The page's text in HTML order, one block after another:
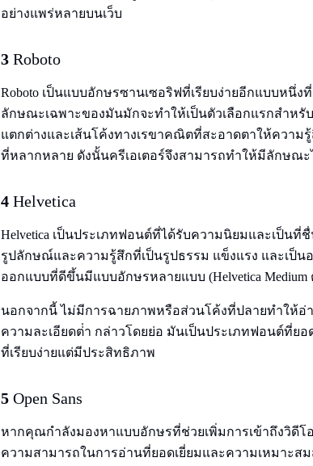
อย่างแพร่หลายบนเว็บ
3 Roboto
Roboto เป็นแบบอักษรซานเซอริฟที่เรียบง่ายอีกแบบหนึ่
ลักษณะเฉพาะของมันมักจะทําให้เป็นตัวเลือกแรกสําหรับ
แตกต่างและเส้นโค้งทางเรขาคณิตที่สะอาดตาให้ความ
ที่หลากหลาย ดังนั้นครีเอเตอร์จึงสามารถทําให้มีลักษณะ
4 Helvetica
Helvetica เป็นประเภทฟอนต์ที่ได้รับความนิยมและเป็น
รูปลักษณ์และความรู้สึกที่เป็นรูปธรรม แข็งแรง และเป็น
ออกแบบที่ดีขึ้นมีแบบอักษรหลายแบบ (Helvetica Medium
นอกจากนี้ ไม่มีการฉายภาพหรือส่วนโค้งที่ปลายทําให้อ่
ความละเอียดต่ํา กล่าวโดยย่อ มันเป็นประเภทฟอนต์ที่
ที่เรียบง่ายแต่มีประสิทธิภาพ
5 Open Sans
หากคุณกําลังมองหาแบบอักษรที่ช่วยเพิ่มการเข้าถึงวิดีโอ
ความสามารถในการอ่านที่ยอดเยี่ยมและความเหมาะ